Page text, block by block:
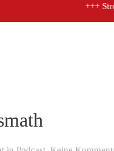
+++ Strecken